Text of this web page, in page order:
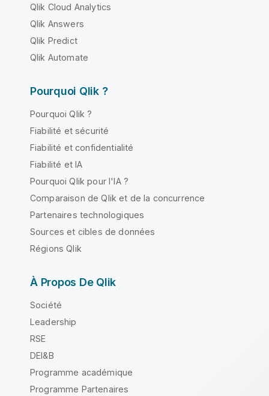
Qlik Cloud Analytics
Qlik Answers
Qlik Predict
Qlik Automate
Pourquoi Qlik ?
Pourquoi Qlik ?
Fiabilité et sécurité
Fiabilité et confidentialité
Fiabilité et IA
Pourquoi Qlik pour l'IA ?
Comparaison de Qlik et de la concurrence
Partenaires technologiques
Sources et cibles de données
Régions Qlik
À Propos De Qlik
Société
Leadership
RSE
DEI&B
Programme académique
Programme Partenaires